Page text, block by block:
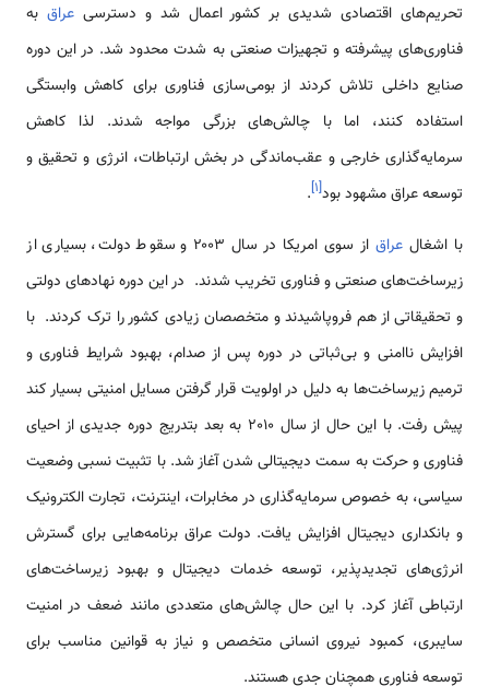
تحریم‌های اقتصادی شدیدی بر کشور اعمال شد و دسترسیعراق به
فناوری‌های پیشرفته و تجهیزات صنعتی به شدت محدود شد. در این دوره
صنایع داخلی تلاش کردند از بومی‌سازی فناوری برای کاهش وابستگی
استفاده کنند، اما با چالش‌های بزرگی مواجه شدند. لذا کاهش
سرمایه‌گذاری خارجی و عقب‌ماندگی در بخش ارتباطات، انرژی و تحقیق و
توسعه عراق مشهود بود[۱]
.
با اشغالعراق
از سوی امریکا در سال ۲۰۰۳ و سقوط دولت، بسیاری از
زیرساخت‌های صنعتی و فناوری تخریب شدند. در این دوره نهادهای دولتی
و تحقیقاتی از هم فروپاشیدند و متخصصان زیادی کشور را ترک کردند. با
افزایش ناامنی و بی‌ثباتی در دوره پس از صدام، بهبود شرایط فناوری و
ترمیم زیرساخت‌ها به دلیل در اولویت قرار گرفتن مسایل امنیتی بسیار کند
پیش رفت. با این حال از سال 2010 به بعد بتدریج دوره جدیدی از احیای
فناوری و حرکت به سمت دیجیتالی شدن آغاز شد. با تثبیت نسبی وضعیت
سیاسی، به خصوص سرمایه‌گذاری در مخابرات، اینترنت، تجارت الکترونیک
و بانکداری دیجیتال افزایش یافت. دولت عراق برنامه‌هایی برای گسترش
انرژی‌های تجدیدپذیر، توسعه خدمات دیجیتال و بهبود زیرساخت‌های
ارتباطی آغاز کرد. با این حال چالش‌های متعددی مانند ضعف در امنیت
سایبری، کمبود نیروی انسانی متخصص و نیاز به قوانین مناسب برای
توسعه فناوری همچنان جدی هستند.